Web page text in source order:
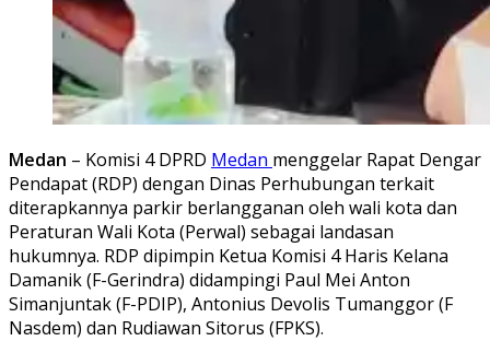
Medan – Komisi 4 DPRD Medan menggelar Rapat Dengar
Pendapat (RDP) dengan Dinas Perhubungan terkait
diterapkannya parkir berlangganan oleh wali kota dan
Peraturan Wali Kota (Perwal) sebagai landasan
hukumnya. RDP dipimpin Ketua Komisi 4 Haris Kelana
Damanik (F-Gerindra) didampingi Paul Mei Anton
Simanjuntak (F-PDIP), Antonius Devolis Tumanggor (F
Nasdem) dan Rudiawan Sitorus (FPKS).